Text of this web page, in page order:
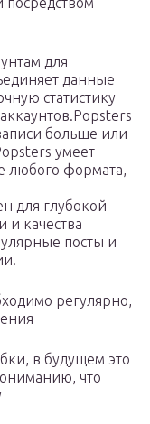
для
данные
статистику
больше или
умеет
любого формата,
для глубокой
и качества
посты и
регулярно,
в будущем это
что